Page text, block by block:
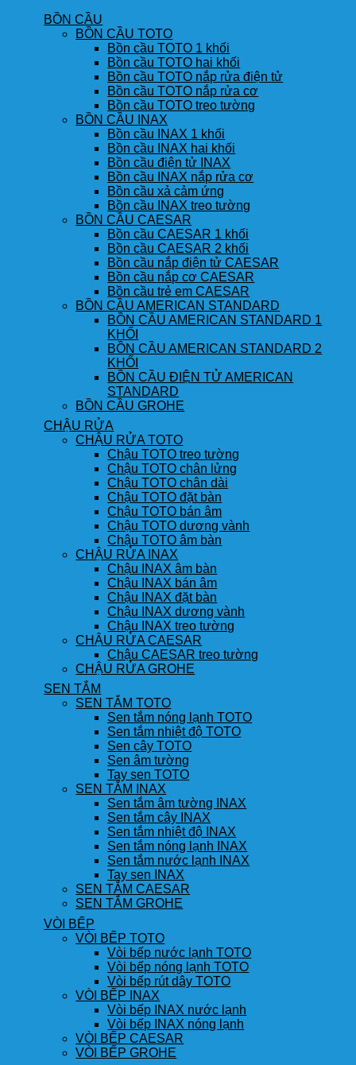
BỒN CẦU
BỒN CẦU TOTO
Bồn cầu TOTO 1 khối
Bồn cầu TOTO hai khối
Bồn cầu TOTO nắp rửa điện tử
Bồn cầu TOTO nắp rửa cơ
Bồn cầu TOTO treo tường
BỒN CẦU INAX
Bồn cầu INAX 1 khối
Bồn cầu INAX hai khối
Bồn cầu điện tử INAX
Bồn cầu INAX nắp rửa cơ
Bồn cầu xả cảm ứng
Bồn cầu INAX treo tường
BỒN CẦU CAESAR
Bồn cầu CAESAR 1 khối
Bồn cầu CAESAR 2 khối
Bồn cầu nắp điện tử CAESAR
Bồn cầu nắp cơ CAESAR
Bồn cầu trẻ em CAESAR
BỒN CẦU AMERICAN STANDARD
BỒN CẦU AMERICAN STANDARD 1
KHỐI
BỒN CẦU AMERICAN STANDARD 2
KHỐI
BỒN CẦU ĐIỆN TỬ AMERICAN
STANDARD
BỒN CẦU GROHE
CHẬU RỬA
CHẬU RỬA TOTO
Chậu TOTO treo tường
Chậu TOTO chân lửng
Chậu TOTO chân dài
Chậu TOTO đặt bàn
Chậu TOTO bán âm
Chậu TOTO dương vành
Chậu TOTO âm bàn
CHẬU RỬA INAX
Chậu INAX âm bàn
Chậu INAX bán âm
Chậu INAX đặt bàn
Chậu INAX dương vành
Chậu INAX treo tường
CHẬU RỬA CAESAR
Chậu CAESAR treo tường
CHẬU RỬA GROHE
SEN TẮM
SEN TẮM TOTO
Sen tắm nóng lạnh TOTO
Sen tắm nhiệt độ TOTO
Sen cây TOTO
Sen âm tường
Tay sen TOTO
SEN TẮM INAX
Sen tắm âm tường INAX
Sen tắm cây INAX
Sen tắm nhiệt độ INAX
Sen tắm nóng lạnh INAX
Sen tắm nước lạnh INAX
Tay sen INAX
SEN TẮM CAESAR
SEN TẮM GROHE
VÒI BẾP
VÒI BẾP TOTO
Vòi bếp nước lạnh TOTO
Vòi bếp nóng lạnh TOTO
Vòi bếp rút dây TOTO
VÒI BẾP INAX
Vòi bếp INAX nước lạnh
Vòi bếp INAX nóng lạnh
VÒI BẾP CAESAR
VÒI BẾP GROHE